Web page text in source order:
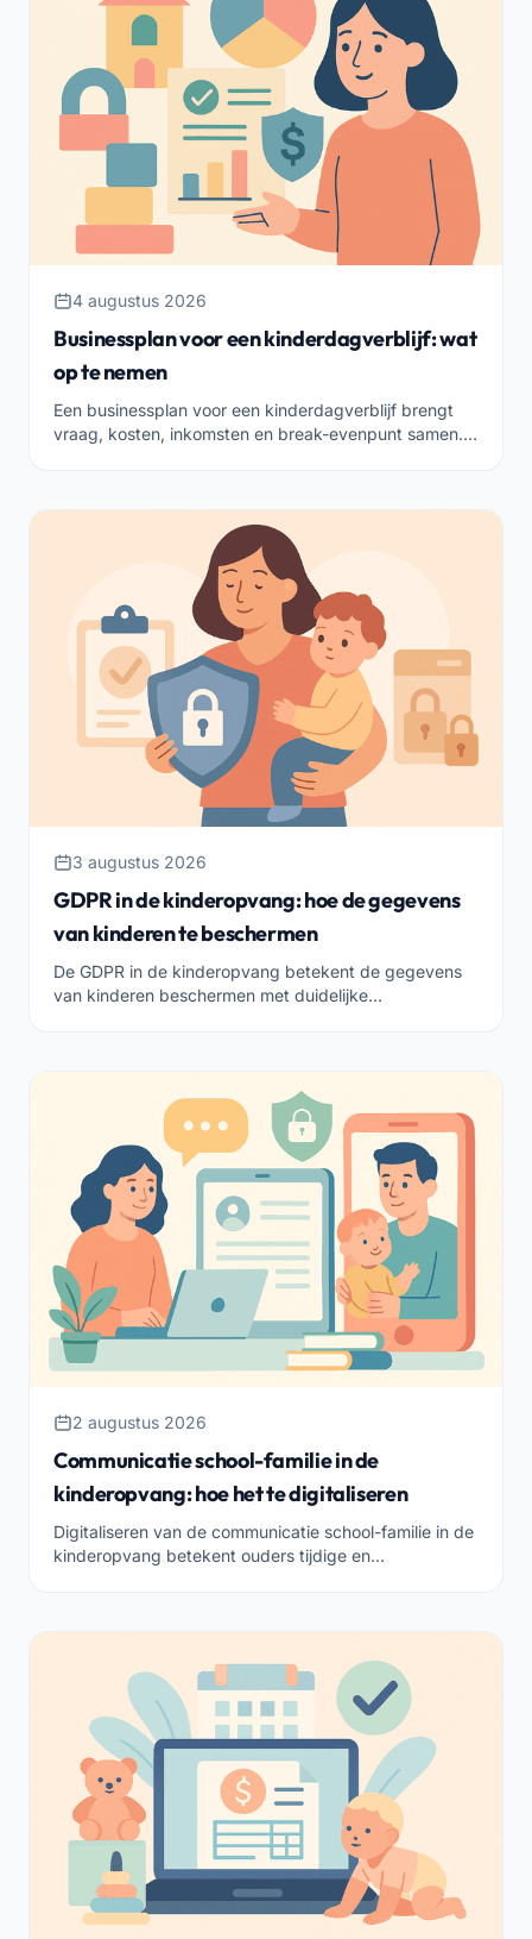
4 augustus 2026
Businessplan voor een kinderdagverblijf: wat
op te nemen
Een businessplan voor een kinderdagverblijf brengt
vraag, kosten, inkomsten en break-evenpunt samen.
3 augustus 2026
GDPR in de kinderopvang: hoe de gegevens
van kinderen te beschermen
De GDPR in de kinderopvang betekent de gegevens
van kinderen beschermen met duidelijke
2 augustus 2026
Communicatie school-familie in de
kinderopvang: hoe het te digitaliseren
Digitaliseren van de communicatie school-familie in de
kinderopvang betekent ouders tijdige en